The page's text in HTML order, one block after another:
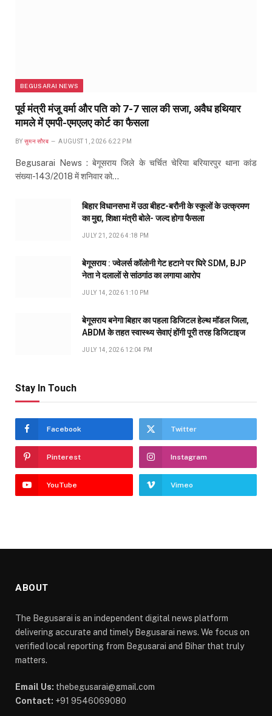
BEGUSARAI NEWS
पूर्व मंत्री मंजू वर्मा और पति को 7-7 साल की सजा, अवैध हथियार
मामले में एमपी-एमएलए कोर्ट का फैसला
BY सुमन सौरब AUGUST 1, 2026 6:22 PM
Begusarai News : बेगूसराय जिले के चर्चित चेरिया बरियारपुर थाना कांड
संख्या-143/2018 में शनिवार को…
बिहार विधानसभा में उठा बीहट-बरौनी के स्कूलों के उत्क्रमण
का मुद्दा, शिक्षा मंत्री बोले- जल्द होगा फैसला
JULY 21, 2026 4:18 PM
बेगूसराय : ज्वेलर्स कॉलोनी गेट हटाने पर घिरे SDM, BJP
नेता ने दलालों से सांठगांठ का लगाया आरोप
JULY 14, 2026 1:10 PM
बेगूसराय बनेगा बिहार का पहला डिजिटल हेल्थ मॉडल जिला,
ABDM के तहत स्वास्थ्य सेवाएं होंगी पूरी तरह डिजिटाइज
JULY 14, 2026 12:04 PM
Stay In Touch
Facebook Twitter
Pinterest Instagram
YouTube Vimeo
ABOUT
The Begusarai is an independent digital news platform
delivering accurate and timely Begusarai news. We focus on
verified local reporting from Begusarai and Bihar that truly
matters.
Email Us: thebegusarai@gmail.com
Contact: +91 9546069080